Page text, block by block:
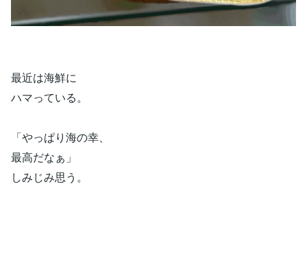
最近は海鮮に
ハマっている。
「やっぱり海の幸、
最高だなぁ」
しみじみ思う。